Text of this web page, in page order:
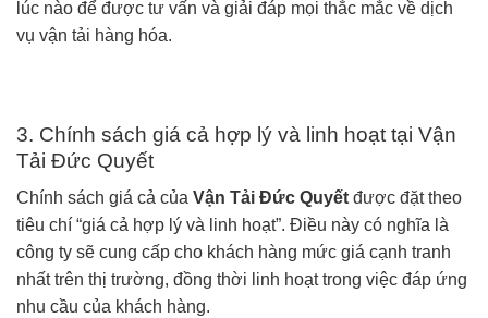
lúc nào để được tư vấn và giải đáp mọi thắc mắc về dịch
vụ vận tải hàng hóa.
3. Chính sách giá cả hợp lý và linh hoạt tại Vận
Tải Đức Quyết
Chính sách giá cả của Vận Tải Đức Quyết được đặt theo
tiêu chí “giá cả hợp lý và linh hoạt”. Điều này có nghĩa là
công ty sẽ cung cấp cho khách hàng mức giá cạnh tranh
nhất trên thị trường, đồng thời linh hoạt trong việc đáp ứng
nhu cầu của khách hàng.